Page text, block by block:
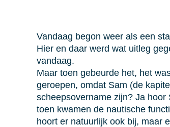
Vandaag begon weer als een
Hier en daar werd wat uitleg
vandaag.
Maar toen gebeurde het, het
geroepen, omdat Sam (de
scheepsovername zijn? Ja
toen kwamen de nautische
hoort er natuurlijk ook bij, maar